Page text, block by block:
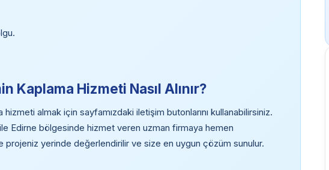
Kaplama Hizmeti Nasıl Alınır?
almak için sayfamızdaki iletişim butonlarını kullanabilirsiniz.
Edirne bölgesinde hizmet veren uzman firmaya hemen
yerinde değerlendirilir ve size en uygun çözüm sunulur.